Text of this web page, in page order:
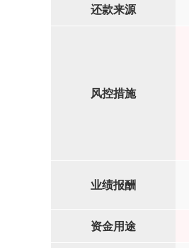
还款来源
风控措施
业绩报酬
资金用途